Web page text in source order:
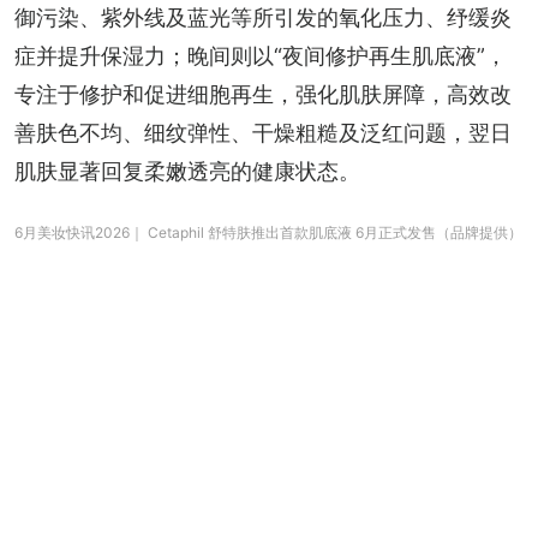
御污染、紫外线及蓝光等所引发的氧化压力、纾缓炎
症并提升保湿力；晚间则以“夜间修护再生肌底液”，
专注于修护和促进细胞再生，强化肌肤屏障，高效改
善肤色不均、细纹弹性、干燥粗糙及泛红问题，翌日
肌肤显著回复柔嫩透亮的健康状态。
6月美妆快讯2026｜ Cetaphil 舒特肤推出首款肌底液 6月正式发售（品牌提供）